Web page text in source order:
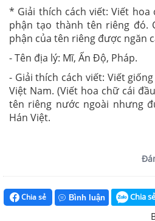
* Giải thích cách viết: Viết
phận tạo thành tên riêng đó.
phận của tên riêng được ngăn
- Tên địa lý: Mĩ, Ấn Độ, Pháp.
- Giải thích cách viết: Viết
Việt Nam. (Viết hoa chữ cái
tên riêng nước ngoài nhưng
Hán Việt.
Chia sẻ Bình luận Chia sẻ